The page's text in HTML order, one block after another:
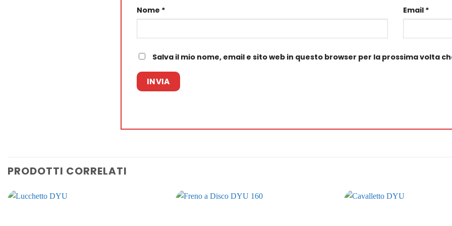
Nome * Email *
Salva il mio nome, email e sito web in questo browser per la prossima volta
PRODOTTI CORRELATI